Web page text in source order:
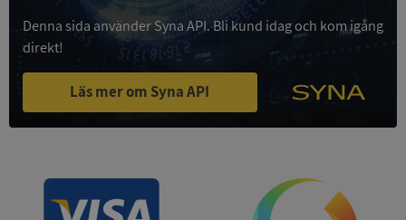
Denna sida använder Syna API. Bli kund idag och kom igång
direkt!
Läs mer om Syna API
kärnwebbplatsfunktioner som användarinloggning
och kontohantering. Webbplatsen kan inte
användas ordentligt utan strikt nödvändiga cookies.